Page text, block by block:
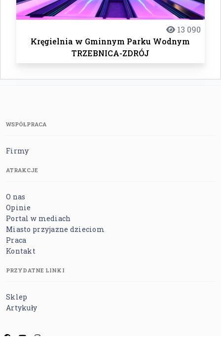
13 090
Kręgielnia w Gminnym Parku Wodnym
TRZEBNICA-ZDRÓJ
WSPÓŁPRACA
Firmy
ATRAKCJE
O nas
Opinie
Portal w mediach
Miasto przyjazne dzieciom
Praca
Kontakt
PRZYDATNE LINKI
Sklep
Artykuły